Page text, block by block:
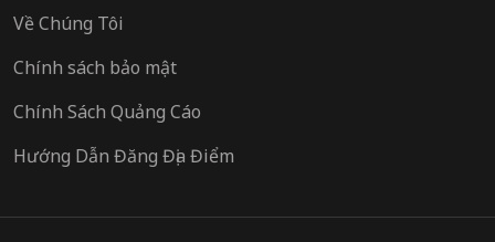
Về Chúng Tôi
Chính sách bảo mật
Chính Sách Quảng Cáo
Hướng Dẫn Đăng Địa Điểm